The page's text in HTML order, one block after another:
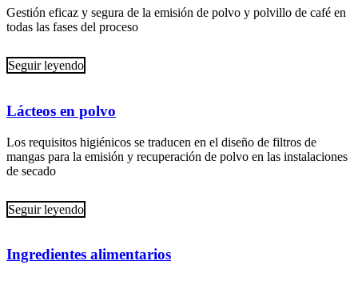
Gestión eficaz y segura de la emisión de polvo y polvillo de café en
todas las fases del proceso
Seguir leyendo
Lácteos en polvo
Los requisitos higiénicos se traducen en el diseño de filtros de
mangas para la emisión y recuperación de polvo en las instalaciones
de secado
Seguir leyendo
Ingredientes alimentarios